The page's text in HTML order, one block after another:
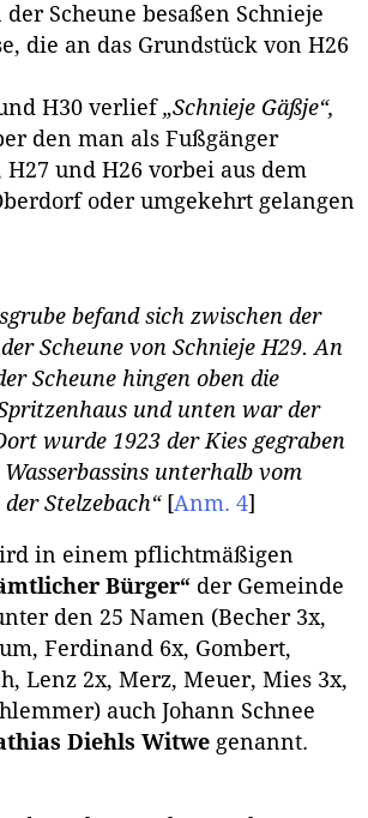
Scheune besaßen Schnieje
die an das Grundstück von H26
H30 verlief „Schnieje Gäßje“,
den man als Fußgänger
und H26 vorbei aus dem
oder umgekehrt gelangen
befand sich zwischen der
Scheune von Schnieje H29. An
Scheune hingen oben die
und unten war der
wurde 1923 der Kies gegraben
unterhalb vom
Stelzebach“ [Anm. 4]
in einem pflichtmäßigen
Bürger“ der Gemeinde
den 25 Namen (Becher 3x,
Ferdinand 6x, Gombert,
Lenz 2x, Merz, Meuer, Mies 3x,
auch Johann Schnee
Diehls Witwe genannt.